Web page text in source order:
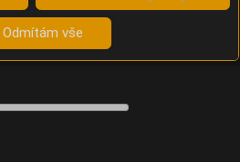
Odmítám vše